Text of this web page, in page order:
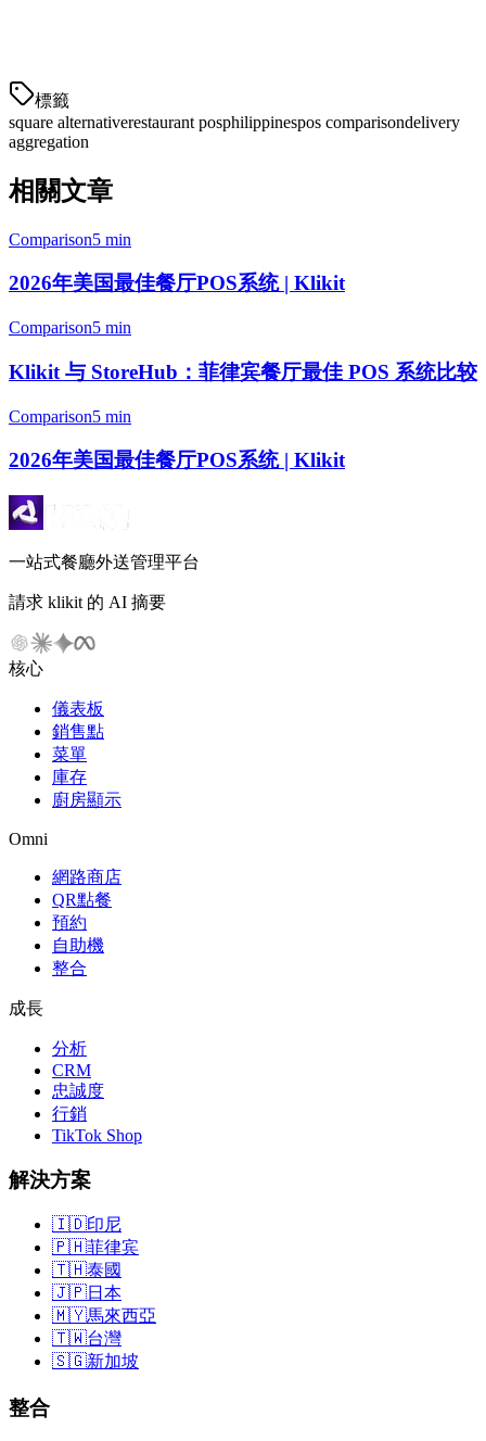
標籤
square alternativerestaurant posphilippinespos comparisondelivery
aggregation
相關文章
Comparison5 min
2026年美国最佳餐厅POS系统 | Klikit
Comparison5 min
Klikit 与 StoreHub：菲律宾餐厅最佳 POS 系统比较
Comparison5 min
2026年美国最佳餐厅POS系统 | Klikit
一站式餐廳外送管理平台
請求 klikit 的 AI 摘要
核心
儀表板
銷售點
菜單
庫存
廚房顯示
Omni
網路商店
QR點餐
預約
自助機
整合
成長
分析
CRM
忠誠度
行銷
TikTok Shop
解決方案
🇮🇩印尼
🇵🇭菲律宾
🇹🇭泰國
🇯🇵日本
🇲🇾馬來西亞
🇹🇼台灣
🇸🇬新加坡
整合